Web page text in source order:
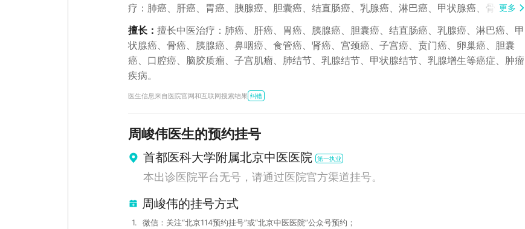
疗：肺癌、肝癌、胃癌、胰腺癌、胆囊癌、结直肠癌、乳腺癌、淋巴癌、甲状腺癌、骨癌、胰
腺癌、鼻咽癌、食管癌、肾癌、宫颈癌、子宫癌、贲门癌、卵巢癌、胆囊癌、口腔癌、脑胶质
瘤、子宫肌瘤、肺结节、乳腺结节、甲状腺结节、乳腺增生等癌症、肿瘤疾病。出身于七代中
医世家，从事中医临床、科研、教学二十余年，入选“北京新名中医培养战略工程”。主编参编
著作7部，发表论文10余篇。1996年毕业于天津中医药大学中医系获学士学位，2001年获得河
北医科大学中西医结合硕士学位，2004年毕业于北京中医药大学获医学科学博士学位。师从
于国医大师李士懋亲传弟子，国家名老中医王苣生教授徒弟。研究方向：早泄、阳痿、月经不
除湿利肺汤治疗湿热型感冒35例临床观察》。个人特色：灯火灸法治疗疣、头痛、痛经、关节
痛。行医宗旨：认认真真地看一个病人胜过马马虎虎地看十个病人。
更多
擅长： 擅长中医治疗：肺癌、肝癌、胃癌、胰腺癌、胆囊癌、结直肠癌、乳腺癌、淋巴癌、甲
状腺癌、骨癌、胰腺癌、鼻咽癌、食管癌、肾癌、宫颈癌、子宫癌、贲门癌、卵巢癌、胆囊
癌、口腔癌、脑胶质瘤、子宫肌瘤、肺结节、乳腺结节、甲状腺结节、乳腺增生等癌症、肿瘤
疾病。
医生信息来自医院官网和互联网搜索结果 纠错
周峻伟医生的预约挂号
首都医科大学附属北京中医医院 第一执业
本出诊医院平台无号，请通过医院官方渠道挂号。
周峻伟的挂号方式
1.
微信：关注“北京114预约挂号”或“北京中医医院”公众号预约；